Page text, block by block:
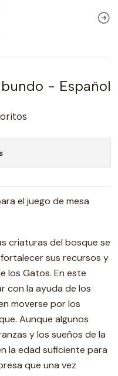
- Español
el juego de mesa
criaturas del bosque se
sus recursos y
los Gatos. En este
con la ayuda de los
moverse por los
Aunque algunos
y los sueños de la
la edad suficiente para
que una vez